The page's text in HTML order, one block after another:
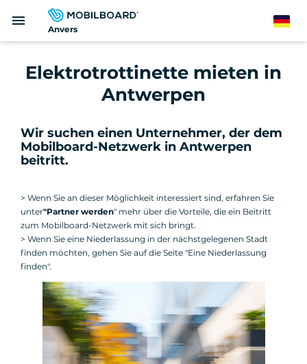
zum
Anvers
menu German
Elektrotrottinette mieten in
Antwerpen
Wir suchen einen Unternehmer, der dem
Mobilboard-Netzwerk in Antwerpen
beitritt.
> Wenn Sie an dieser Möglichkeit interessiert sind, erfahren Sie
unter"Partner werden" mehr über die Vorteile, die ein Beitritt
zum Mobilboard-Netzwerk mit sich bringt.
> Wenn Sie eine Niederlassung in der nächstgelegenen Stadt
finden möchten, gehen Sie auf die Seite "Eine Niederlassung
finden".